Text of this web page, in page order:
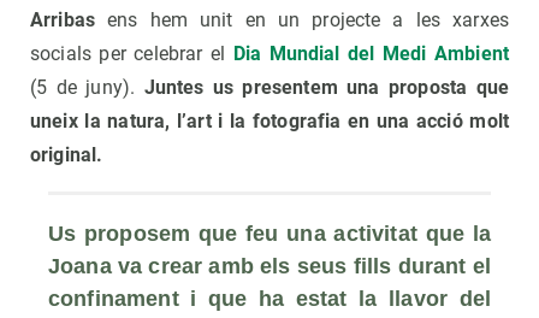
Arribas ens hem unit en un projecte a les xarxes
socials per celebrar el
Dia Mundial del Medi Ambient
(5 de juny). Juntes us presentem una proposta que
uneix la natura, l’art i la fotografia en una acció molt
original.
Us proposem que feu una activitat que la
Joana va crear amb els seus fills durant el
confinament i que ha estat la llavor del